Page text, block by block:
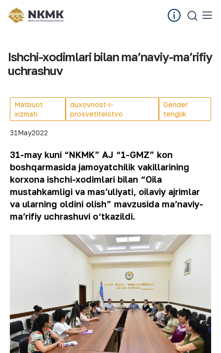
Ishchi-xodimlari bilan maʼnaviy-maʼrifiy
uchrashuv
Matbuot
xizmati
duxovnost-i-
prosvetitelstvo
Gender
tenglik
31May2022
31-may kuni “NKMK” AJ “1-GMZ” kon
boshqarmasida jamoyatchilik vakillarining
korxona ishchi-xodimlari bilan “Oila
mustahkamligi va masʼuliyati, oilaviy ajrimlar
va ularning oldini olish” mavzusida maʼnaviy-
maʼrifiy uchrashuvi o‘tkazildi.